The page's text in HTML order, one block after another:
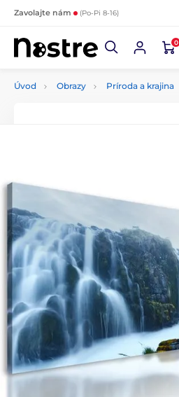
Zavolajte nám (Po-Pi 8-16)
0
Úvod Obrazy Príroda a krajina